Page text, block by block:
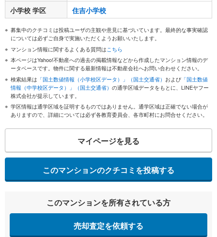
小学校 学区
住吉小学校
募集中のクチコミは投稿ユーザの主観や意見に基づいています。最終的な事実確認
については必ずご自身で実施いただくようお願いいたします。
マンション情報に関するよくある質問はこちら
本ページはYahoo!不動産への過去の掲載情報などから作成したマンション情報のデ
ータベースです。物件に関する最新情報は不動産会社へお問い合わせください。
検索結果は 「国土数値情報（小学校区データ）」（国土交通省） および 「国土数値
情報（中学校区データ）」（国土交通省） の通学区域データをもとに、LINEヤフー
株式会社が提示しています。
学区情報は通学区域を証明するものではありません。通学区域は正確でない場合が
ありますので、詳細については必ず各教育委員会、各市町村にお問合せください。
マイページを見る
このマンションのクチコミを投稿する
このマンションを所有されている方
売却査定を依頼する